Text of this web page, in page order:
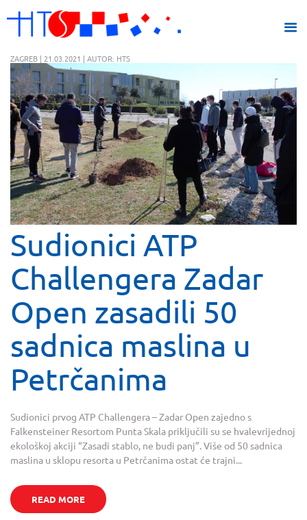
ZAGREB | 21.03.2021 | AUTOR: HTS
Sudionici ATP
Challengera Zadar
Open zasadili 50
sadnica maslina u
Petrčanima
Sudionici prvog ATP Challengera – Zadar Open zajedno s
Falkensteiner Resortom Punta Skala priključili su se hvalevrijednoj
ekološkoj akciji “Zasadi stablo, ne budi panj”. Više od 50 sadnica
maslina u sklopu resorta u Petrčanima ostat će trajni...
READ MORE